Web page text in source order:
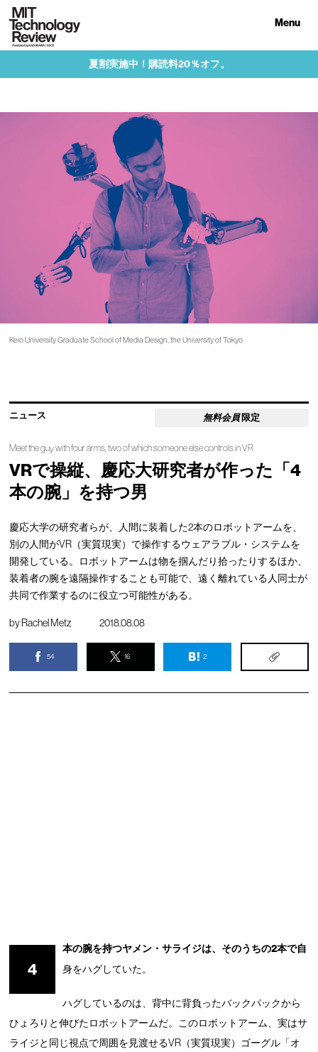
Menu
夏割実施中！購読料20％オフ。
Keio University Graduate School of Media Design, the University of Tokyo
ニュース 無料会員 限定
Meet the guy with four arms, two of which someone else controls in VR
VRで操縦、慶応大研究者が作った「4
本の腕」を持つ男
慶応大学の研究者らが、人間に装着した2本のロボットアームを、
別の人間がVR（実質現実）で操作するウェアラブル・システムを
開発している。ロボットアームは物を掴んだり拾ったりするほか、
装着者の腕を遠隔操作することも可能で、遠く離れている人同士が
共同で作業するのに役立つ可能性がある。
byRachel Metz 2018.08.08
54 16 2
4
本の腕を持つヤメン・サライジは、そのうちの2本で自
身をハグしていた。
ハグしているのは、背中に背負ったバックパックから
ひょろりと伸びたロボットアームだ。このロボットアーム、実はサ
ライジと同じ視点で周囲を見渡せるVR（実質現実）ゴーグル「オ